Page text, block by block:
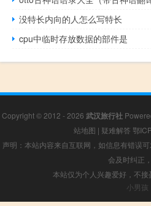
没特长内向的人怎么写特长
cpu中临时存放数据的部件是
Copyright © 2012 - 2026 武汉旅行社
站地图 | 疑难解答 鄂
声明：本站内容来自互联网，如信息有错误
会及时纠正
本站仅为个人兴趣爱好，不
小男孩